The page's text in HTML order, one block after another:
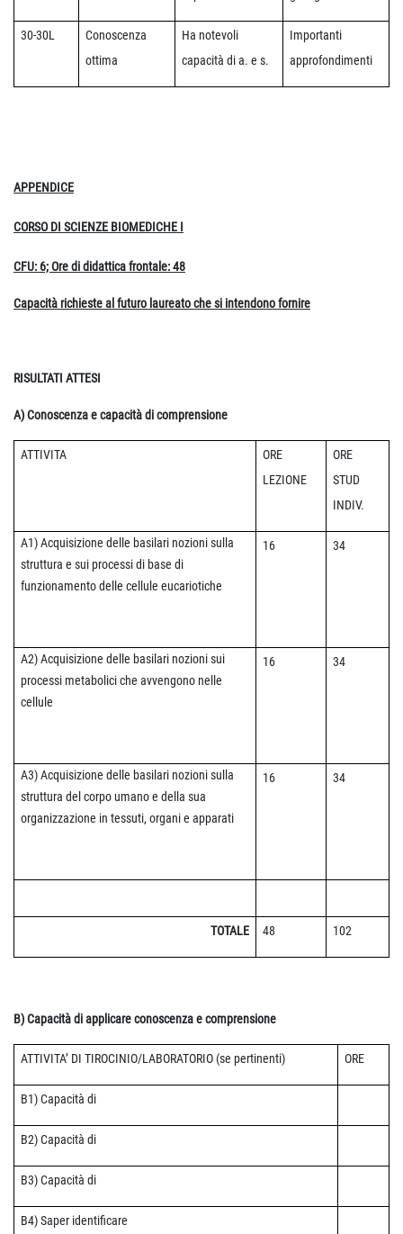
30-30L
Conoscenza
ottima
Ha notevoli
capacità di a. e s.
Importanti
approfondimenti
APPENDICE
CORSO DI SCIENZE BIOMEDICHE I
CFU: 6; Ore di didattica frontale: 48
Capacità richieste al futuro laureato che si intendono fornire
RISULTATI ATTESI
A) Conoscenza e capacità di comprensione
ATTIVITA
ORE
LEZIONE
ORE
STUD
INDIV.
A1) Acquisizione delle basilari nozioni sulla
struttura e sui processi di base di
funzionamento delle cellule eucariotiche
16 34
A2) Acquisizione delle basilari nozioni sui
processi metabolici che avvengono nelle
cellule
16 34
A3) Acquisizione delle basilari nozioni sulla
struttura del corpo umano e della sua
organizzazione in tessuti, organi e apparati
16 34
TOTALE 48 102
B) Capacità di applicare conoscenza e comprensione
ATTIVITA’ DI TIROCINIO/LABORATORIO (se pertinenti) ORE
B1) Capacità di
B2) Capacità di
B3) Capacità di
B4) Saper identificare